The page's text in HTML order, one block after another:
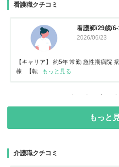
看護職クチコミ
看護師/29歳/
2026/06/23
【キャリア】 約5年 常勤 急性期病院
棟 【転...もっと見る
もっと
介護職クチコミ